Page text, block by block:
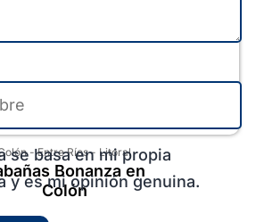
-Entre Ríos- Litoral
Bonanza en
Colón
se basa en mi propia
y es mi opinión genuina.